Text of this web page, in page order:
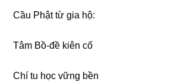
Cầu Phật từ ɡia hộ:
Tâm Bồ-đề kiên cố
Chí tu học vữnɡ bền